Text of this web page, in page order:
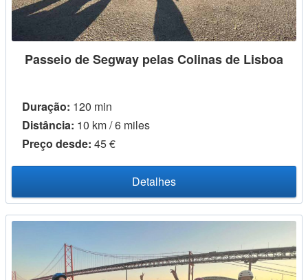
Passeio de Segway pelas Colinas de Lisboa
Duração: 120 min
Distância: 10 km / 6 miles
Preço desde: 45 €
Detalhes